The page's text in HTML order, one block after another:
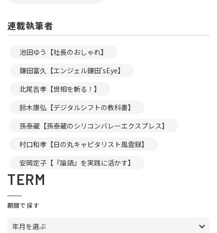
連載執筆者
池田ゆう【社長のおしゃれ】
鎌田富久【エンジェル鎌田’sEye】
北尾吉孝【世相を斬る！】
鈴木康弘【デジタルシフトの教科書】
孫泰蔵【孫泰蔵のシリコンバレーエクスプレス】
村口和孝【日の丸キャピタリスト風雲録】
安岡定子【『論語』を実践に活かす】
TERM
期間で探す
年月を選ぶ